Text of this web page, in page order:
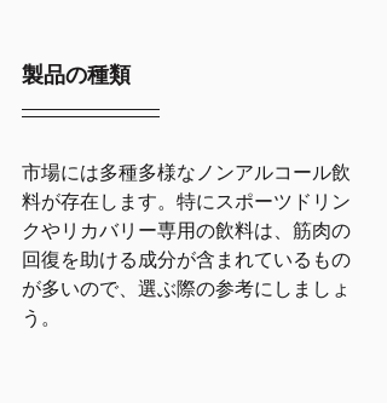
製品の種類
市場には多種多様なノンアルコール飲
料が存在します。特にスポーツドリン
クやリカバリー専用の飲料は、筋肉の
回復を助ける成分が含まれているもの
が多いので、選ぶ際の参考にしましょ
う。